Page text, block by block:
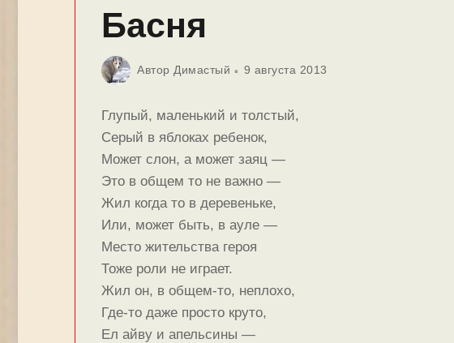
Басня
Автор Димастый 9 августа 2013
Глупый, маленький и толстый,
Серый в яблоках ребенок,
Может слон, а может заяц —
Это в общем то не важно —
Жил когда то в деревеньке,
Или, может быть, в ауле —
Место жительства героя
Тоже роли не играет.
Жил он, в общем-то, неплохо,
Где-то даже просто круто,
Ел айву и апельсины —